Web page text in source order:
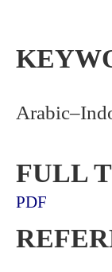
FULL
PDF